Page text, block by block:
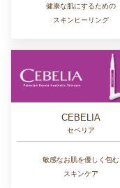
健康な肌にするための
スキンヒーリング
CEBELIA
セベリア
敏感なお肌を優しく包む
スキンケア